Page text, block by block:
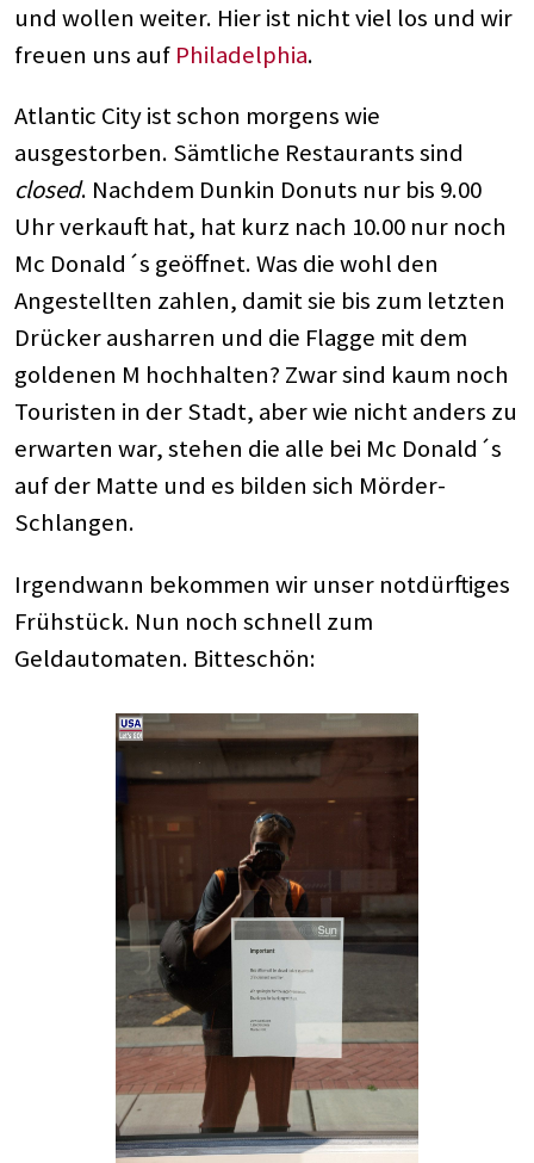
und wollen weiter. Hier ist nicht viel los und wir
freuen uns auf Philadelphia.
Atlantic City ist schon morgens wie
ausgestorben. Sämtliche Restaurants sind
closed. Nachdem Dunkin Donuts nur bis 9.00
Uhr verkauft hat, hat kurz nach 10.00 nur noch
Mc Donald´s geöffnet. Was die wohl den
Angestellten zahlen, damit sie bis zum letzten
Drücker ausharren und die Flagge mit dem
goldenen M hochhalten? Zwar sind kaum noch
Touristen in der Stadt, aber wie nicht anders zu
erwarten war, stehen die alle bei Mc Donald´s
auf der Matte und es bilden sich Mörder-
Schlangen.
Irgendwann bekommen wir unser notdürftiges
Frühstück. Nun noch schnell zum
Geldautomaten. Bitteschön: